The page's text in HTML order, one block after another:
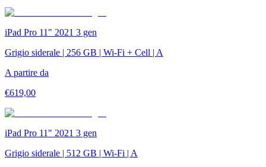
iPad Pro 11" 2021 3 gen
Grigio siderale | 256 GB | Wi-Fi + Cell | A
A partire da
€619,00
iPad Pro 11" 2021 3 gen
Grigio siderale | 512 GB | Wi-Fi | A